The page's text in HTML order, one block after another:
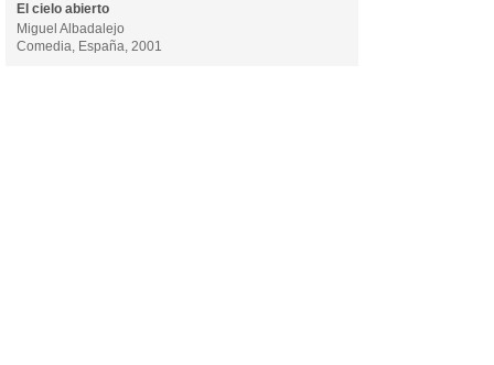
El cielo abierto
Miguel Albadalejo
Comedia, España, 2001